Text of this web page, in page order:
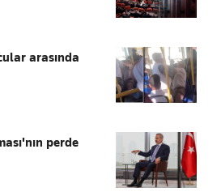
arasında
perde